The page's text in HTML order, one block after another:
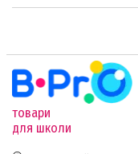
товари
для школи